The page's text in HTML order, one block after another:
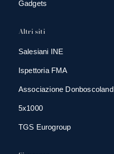
Gadgets
Altri siti
Salesiani INE
Ispettoria FMA
Associazione Donboscoland
5x1000
TGS Eurogroup